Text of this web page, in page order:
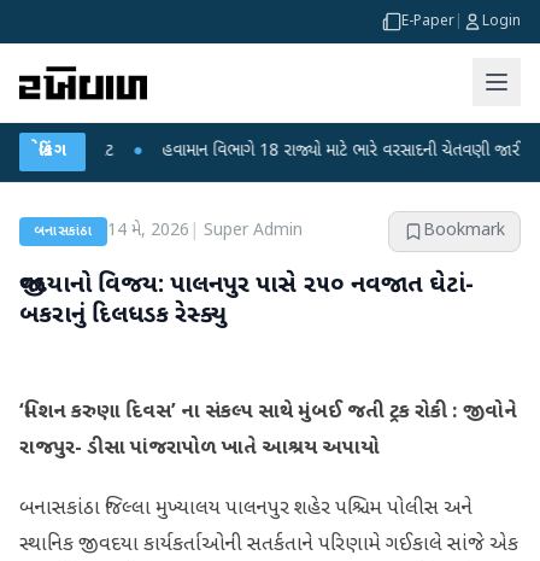
E-Paper Login
બ્રેકિંગ
ફફડાટ ● હવામાન વિભાગે 18 રાજ્યો માટે ભારે વરસાદની ચેતવણી જારી કરી ●
બનાસકાંઠા 14 મે, 2026 Super Admin Bookmark
જીવદયાનો વિજય: પાલનપુર પાસે ૨૫૦ નવજાત ઘેટાં-
બકરાનું દિલધડક રેસ્ક્યુ
​‘મિશન કરુણા દિવસ’ ના સંકલ્પ સાથે મુંબઈ જતી ટ્રક રોકી : જીવોને
રાજપુર- ડીસા પાંજરાપોળ ખાતે આશ્રય અપાયો
બનાસકાંઠા જિલ્લા મુખ્યાલય પાલનપુર શહેર પશ્ચિમ પોલીસ અને
સ્થાનિક જીવદયા કાર્યકર્તાઓની સતર્કતાને પરિણામે ગઈકાલે સાંજે એક